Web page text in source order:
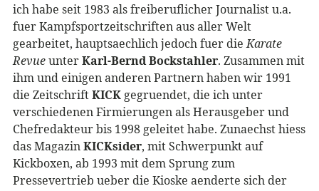
ich habe seit 1983 als freiberuflicher Journalist u.a.
fuer Kampfsportzeitschriften aus aller Welt
gearbeitet, hauptsaechlich jedoch fuer dieKarate
RevueunterKarl-Bernd Bockstahler. Zusammen mit
ihm und einigen anderen Partnern haben wir 1991
die ZeitschriftKICK gegruendet, die ich unter
verschiedenen Firmierungen als Herausgeber und
Chefredakteur bis 1998 geleitet habe. Zunaechst hiess
das MagazinKICKsider, mit Schwerpunkt auf
Kickboxen, ab 1993 mit dem Sprung zum
Pressevertrieb ueber die Kioske aenderte sich der